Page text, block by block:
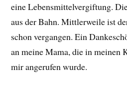
eine Lebensmittelvergiftung.
aus der Bahn. Mittlerweile ist
schon vergangen. Ein
an meine Mama, die in meinen
mir angerufen wurde.